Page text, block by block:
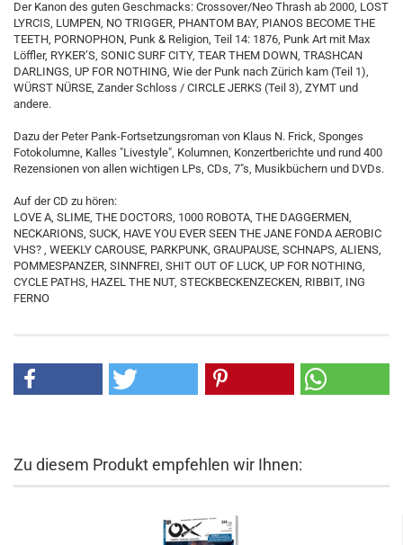
Der Kanon des guten Geschmacks: Crossover/Neo Thrash ab 2000, LOST
LYRCIS, LUMPEN, NO TRIGGER, PHANTOM BAY, PIANOS BECOME THE
TEETH, PORNOPHON, Punk & Religion, Teil 14: 1876, Punk Art mit Max
Löffler, RYKER’S, SONIC SURF CITY, TEAR THEM DOWN, TRASHCAN
DARLINGS, UP FOR NOTHING, Wie der Punk nach Zürich kam (Teil 1),
WÜRST NÜRSE, Zander Schloss / CIRCLE JERKS (Teil 3), ZYMT und
andere.
Dazu der Peter Pank-Fortsetzungsroman von Klaus N. Frick, Sponges
Fotokolumne, Kalles "Livestyle", Kolumnen, Konzertberichte und rund 400
Rezensionen von allen wichtigen LPs, CDs, 7"s, Musikbüchern und DVDs.
Auf der CD zu hören:
LOVE A, SLIME, THE DOCTORS, 1000 ROBOTA, THE DAGGERMEN,
NECKARIONS, SUCK, HAVE YOU EVER SEEN THE JANE FONDA AEROBIC
VHS? , WEEKLY CAROUSE, PARKPUNK, GRAUPAUSE, SCHNAPS, ALIENS,
POMMESPANZER, SINNFREI, SHIT OUT OF LUCK, UP FOR NOTHING,
CYCLE PATHS, HAZEL THE NUT, STECKBECKENZECKEN, RIBBIT, ING
FERNO
Zu diesem Produkt empfehlen wir Ihnen: